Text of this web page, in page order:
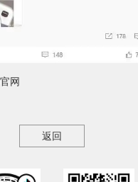
网
返回